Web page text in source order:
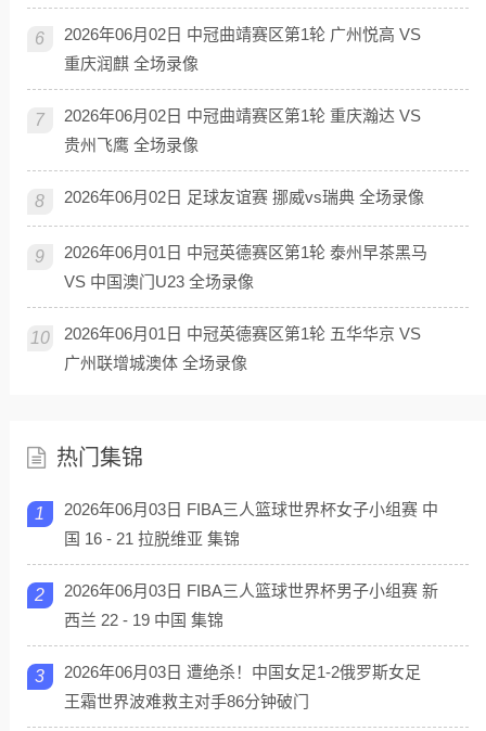
6
2026年06月02日 中冠曲靖赛区第1轮 广州悦高 VS
重庆润麒 全场录像
7
2026年06月02日 中冠曲靖赛区第1轮 重庆瀚达 VS
贵州飞鹰 全场录像
8 2026年06月02日 足球友谊赛 挪威vs瑞典 全场录像
9
2026年06月01日 中冠英德赛区第1轮 泰州早茶黑马
VS 中国澳门U23 全场录像
10
2026年06月01日 中冠英德赛区第1轮 五华华京 VS
广州联增城澳体 全场录像
热门集锦
1
2026年06月03日 FIBA三人篮球世界杯女子小组赛 中
国 16 - 21 拉脱维亚 集锦
2
2026年06月03日 FIBA三人篮球世界杯男子小组赛 新
西兰 22 - 19 中国 集锦
3
2026年06月03日 遭绝杀！中国女足1-2俄罗斯女足
王霜世界波难救主对手86分钟破门